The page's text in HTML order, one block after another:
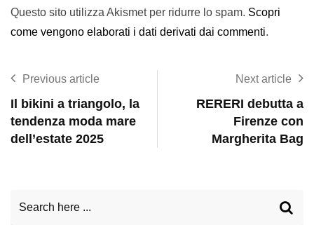
Questo sito utilizza Akismet per ridurre lo spam. Scopri
come vengono elaborati i dati derivati dai commenti.
Previous article
Il bikini a triangolo, la
tendenza moda mare
dell’estate 2025
Next article
RERERI debutta a
Firenze con
Margherita Bag